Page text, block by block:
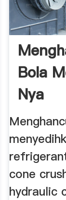
Bola
Nya
cone
hydraulic